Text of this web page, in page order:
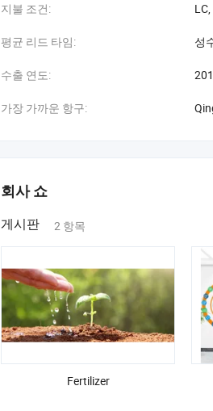
적은 투자로 더 큰 수익을 냅니다.
농부들이 수확의 기쁨을 나누게 하십시오.
식품 안전 및 생태학 농업에 기여.
유룬 케미칼의 사명입니다.
우리는 유룬 케미칼(Yurun Chemical)입니다.
지불 조건:
평균 리드 타임: 성
수출 연도:
가장 가까운 항구:
회사 쇼
게시판 2 항목
Fertilizer